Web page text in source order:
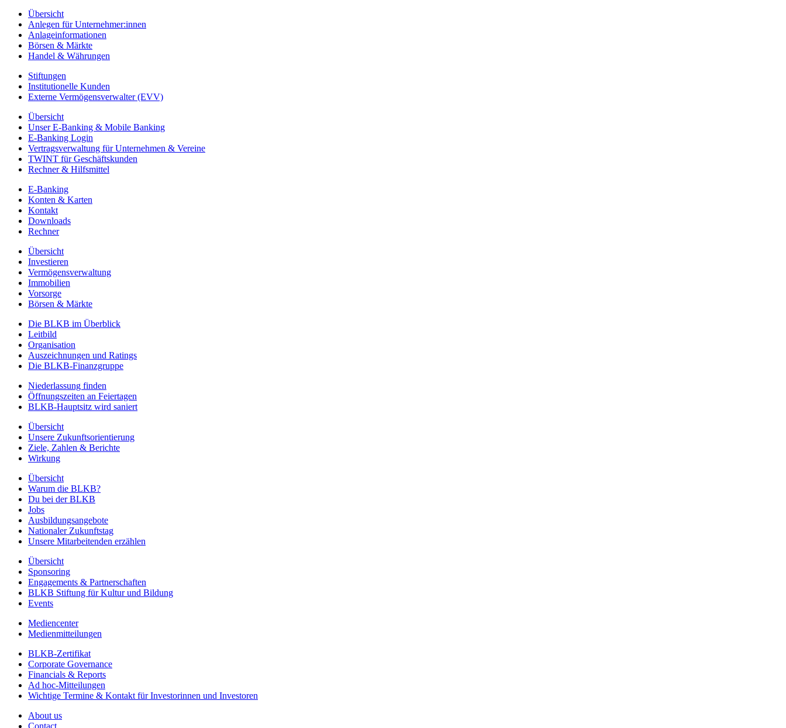
Übersicht
Anlegen für Unternehmer:innen
Anlageinformationen
Börsen & Märkte
Handel & Währungen
Stiftungen
Institutionelle Kunden
Externe Vermögensverwalter (EVV)
Übersicht
Unser E-Banking & Mobile Banking
E-Banking Login
Vertragsverwaltung für Unternehmen & Vereine
TWINT für Geschäftskunden
Rechner & Hilfsmittel
E-Banking
Konten & Karten
Kontakt
Downloads
Rechner
Übersicht
Investieren
Vermögensverwaltung
Immobilien
Vorsorge
Börsen & Märkte
Die BLKB im Überblick
Leitbild
Organisation
Auszeichnungen und Ratings
Die BLKB-Finanzgruppe
Niederlassung finden
Öffnungszeiten an Feiertagen
BLKB-Hauptsitz wird saniert
Übersicht
Unsere Zukunftsorientierung
Ziele, Zahlen & Berichte
Wirkung
Übersicht
Warum die BLKB?
Du bei der BLKB
Jobs
Ausbildungsangebote
Nationaler Zukunftstag
Unsere Mitarbeitenden erzählen
Übersicht
Sponsoring
Engagements & Partnerschaften
BLKB Stiftung für Kultur und Bildung
Events
Mediencenter
Medienmitteilungen
BLKB-Zertifikat
Corporate Governance
Financials & Reports
Ad hoc-Mitteilungen
Wichtige Termine & Kontakt für Investorinnen und Investoren
About us